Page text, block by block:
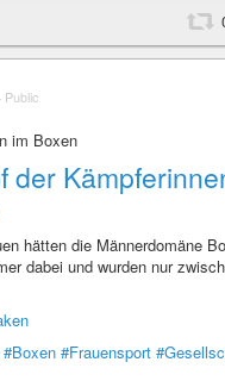
Public
im Boxen
der
hätten die Männerdomäne
dabei und wurden nur
#Boxen #Frauensport